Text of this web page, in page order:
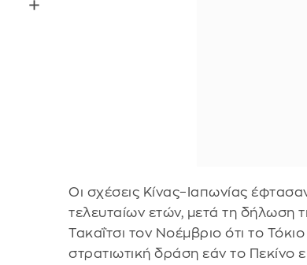
Οι σχέσεις Κίνας–Ιαπωνίας
τελευταίων ετών, μετά τη
Τακαΐτσι τον Νοέμβριο ότι το
στρατιωτική δράση εάν το Πεκίνο